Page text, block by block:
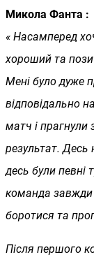
Микола Фанта :
« Насамперед
хороший та
Мені було дуже
відповідально
матч і прагнули
результат.
десь були певні
команда
боротися та
Після першого